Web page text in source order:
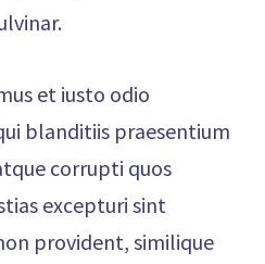
et iusto odio
blanditiis praesentium
corrupti quos
excepturi sint
provident, similique